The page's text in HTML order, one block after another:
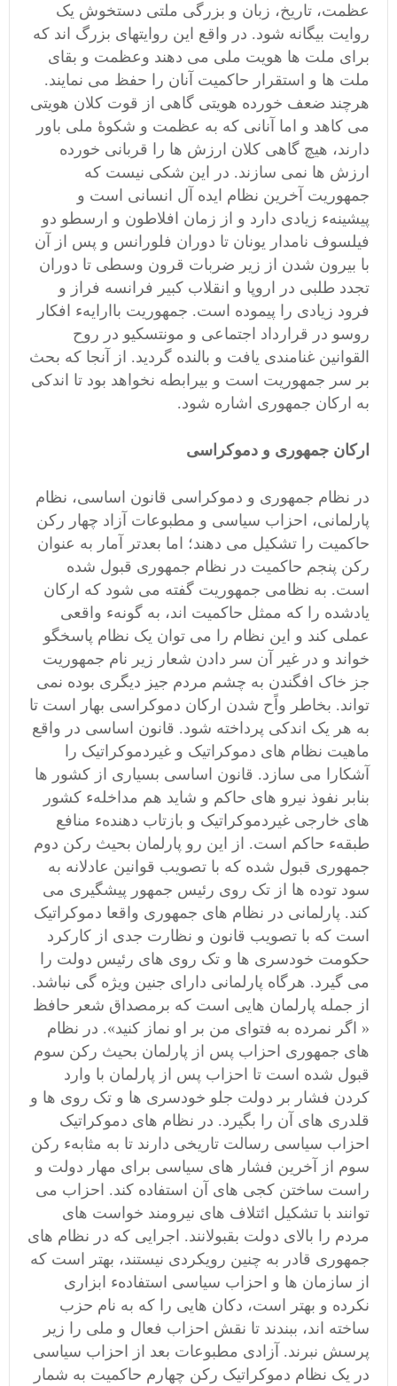
عظمت، تاریخ، زبان و بزرگی ملتی دستخوش یک
روایت بیگانه شود. در واقع این روایتهای بزرگ اند که
برای ملت ها هویت ملی می دهند وعظمت و بقای
ملت ها و استقرار حاکمیت آنان را حفظ می نمایند.
هرچند ضعف خورده هویتی گاهی از قوت کلان هویتی
می کاهد و اما آنانی که به عظمت و شکوۀ ملی باور
دارند، هیچ گاهی کلان ارزش ها را قربانی خورده
ارزش ها نمی سازند. در این شکی نیست که
جمهوریت آخرین نظام ایده آل انسانی است و
پیشینهء زیادی دارد و از زمان افلاطون و ارسطو دو
فیلسوف نامدار یونان تا دوران فلورانس و پس از آن
با بیرون شدن از زیر ضربات قرون وسطی تا دوران
تجدد طلبی در اروپا و انقلاب کبیر فرانسه فراز و
فرود زیادی را پیموده است. جمهوریت باارایهء افکار
روسو در قرارداد اجتماعی و مونتسکیو در روح
القوانین غنامندی یافت و بالنده گردید. از آنجا که بحث
بر سر جمهوریت است و بیرابطه نخواهد بود تا اندکی
به ارکان جمهوری اشاره شود.
ارکان جمهوری و دموکراسی
در نظام جمهوری و دموکراسی قانون اساسی، نظام
پارلمانی، احزاب سیاسی ‌و مطبوعات آزاد چهار رکن
حاکمیت را تشکیل می دهند؛ اما بعدتر آمار به عنوان
رکن پنجم حاکمیت در نظام جمهوری قبول شده
است. به نظامی جمهوریت گفته می شود که ارکان
یادشده را که ممثل حاکمیت اند، به گونهء واقعی
عملی کند و این نظام را می توان یک نظام پاسخگو
خواند و در غیر آن سر دادن شعار زیر نام جمهوریت
جز خاک افگندن به چشم مردم جیز دیگری بوده نمی
تواند. بخاطر واًح شدن ارکان دموکراسی بهار است تا
به هر یک اندکی پرداخته شود. قانون اساسی در واقع
ماهیت نظام های دموکراتیک و غیردموکراتیک را
آشکارا می سازد. قانون اساسی بسیاری از کشور ها
بنابر نفوذ نیرو های حاکم و شاید هم مداخلهء کشور
های خارجی غیردموکراتیک و بازتاب دهندهء منافع
طبقهء حاکم است. از این رو پارلمان بحیث رکن دوم
جمهوری قبول شده که با تصویب قوانین عادلانه به
سود توده ها از تک روی رئیس جمهور پیشگیری می
کند. پارلمانی در نظام های جمهوری واقعا دموکراتیک
است که با تصویب قانون و نظارت جدی از کارکرد
حکومت خودسری ها و تک روی های رئیس دولت را
می گیرد. هرگاه پارلمانی دارای جنین ویژه گی نباشد.
از جمله پارلمان هایی است ‌که برمصداق شعر حافظ
« اگر نمرده به فتوای من بر او نماز کنید». در نظام
های جمهوری احزاب پس از پارلمان بحیث رکن سوم
قبول شده است تا احزاب پس از پارلمان با وارد
کردن فشار بر دولت جلو خودسری ها و تک روی ها و
قلدری های آن را بگیرد. در نظام های دموکراتیک
احزاب سیاسی رسالت تاریخی دارند تا به مثابهء رکن
سوم از آخرین فشار های سیاسی برای مهار دولت و
راست ساختن کجی های آن استفاده کند. احزاب می
توانند با تشکیل ائتلاف های نیرومند خواست های
مردم را بالای دولت بقبولانند. اجرایی که در نظام های
جمهوری قادر به چنین رویکردی نیستند، بهتر است که
از سازمان ها و احزاب سیاسی استفادهء ابزاری
نکرده و بهتر است، دکان هایی را که به نام حزب
ساخته اند، ببندند تا نقش احزاب فعال و ملی را زیر
پرسش نبرند. آزادی مطبوعات بعد از احزاب سیاسی
در یک نظام دموکراتیک رکن چهارم حاکمیت به شمار